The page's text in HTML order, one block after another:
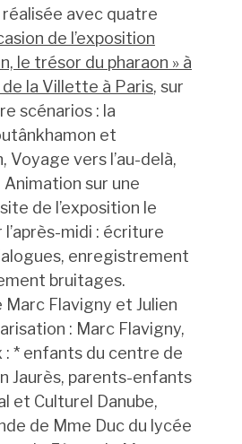
avec quatre
de l’exposition
le trésor du pharaon » à
de la Villette à Paris, sur
scénarios : la
et
Voyage vers l’au-delà,
sur une
de l’exposition le
midi : écriture
enregistrement
bruitages.
Marc Flavigny et Julien
: Marc Flavigny,
* enfants du centre de
Jaurès, parents-enfants
et Culturel Danube,
de Mme Duc du lycée